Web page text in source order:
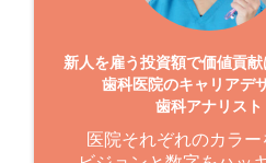
新人を雇う投資額で価値貢
歯科医院のキャリアデ
歯科アナリスト
医院それぞれのカラー